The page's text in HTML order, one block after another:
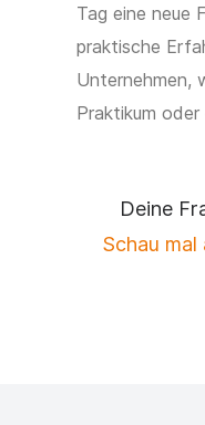
Tag eine neue
praktische
Unternehmen,
Praktikum
Deine
Schau mal